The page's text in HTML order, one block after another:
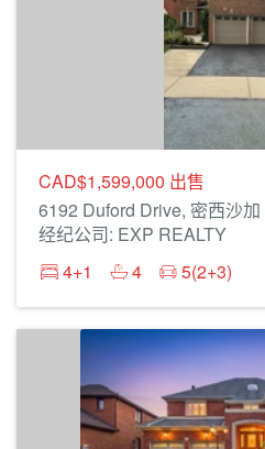
CAD$1,599,000 出售
6192 Duford Drive, 密西沙加
经纪公司: EXP REALTY
4+1
4 5(2+3)